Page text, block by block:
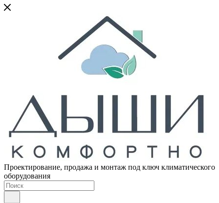
Проектирование, продажа и монтаж под ключ климатического
оборудования